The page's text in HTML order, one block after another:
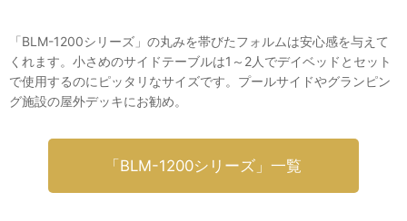
「BLM-1200シリーズ」の丸みを帯びたフォルムは安心感を与えて
くれます。小さめのサイドテーブルは1～2人でデイベッドとセット
で使用するのにピッタリなサイズです。プールサイドやグランピン
グ施設の屋外デッキにお勧め。
「BLM-1200シリーズ」一覧